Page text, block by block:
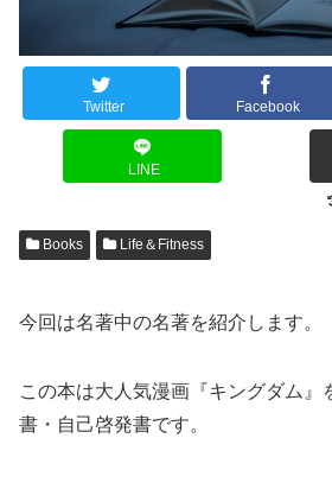
Twitter Facebook
LINE
Books Life＆Fitness
今回は名著中の名著を紹介します。
この本は大人気漫画『キングダム』
書・自己啓発書です。